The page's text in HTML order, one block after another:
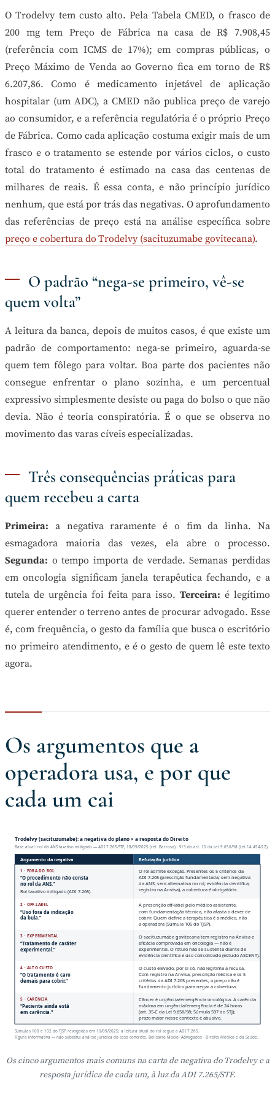
O Trodelvy tem custo alto. Pela Tabela CMED, o frasco de
200 mg tem Preço de Fábrica na casa de R$ 7.908,45
(referência com ICMS de 17%); em compras públicas, o
Preço Máximo de Venda ao Governo fica em torno de R$
6.207,86. Como é medicamento injetável de aplicação
hospitalar (um ADC), a CMED não publica preço de varejo
ao consumidor, e a referência regulatória é o próprio Preço
de Fábrica. Como cada aplicação costuma exigir mais de um
frasco e o tratamento se estende por vários ciclos, o custo
total do tratamento é estimado na casa das centenas de
milhares de reais. É essa conta, e não princípio jurídico
nenhum, que está por trás das negativas. O aprofundamento
das referências de preço está na análise específica sobre
preço e cobertura do Trodelvy (sacituzumabe govitecana).
O padrão “nega-se primeiro, vê-se
quem volta”
A leitura da banca, depois de muitos casos, é que existe um
padrão de comportamento: nega-se primeiro, aguarda-se
quem tem fôlego para voltar. Boa parte dos pacientes não
consegue enfrentar o plano sozinha, e um percentual
expressivo simplesmente desiste ou paga do bolso o que não
devia. Não é teoria conspiratória. É o que se observa no
movimento das varas cíveis especializadas.
Três consequências práticas para
quem recebeu a carta
Primeira: a negativa raramente é o fim da linha. Na
esmagadora maioria das vezes, ela abre o processo.
Segunda: o tempo importa de verdade. Semanas perdidas
em oncologia significam janela terapêutica fechando, e a
tutela de urgência foi feita para isso.Terceira: é legítimo
querer entender o terreno antes de procurar advogado. Esse
é, com frequência, o gesto da família que busca o escritório
no primeiro atendimento, e é o gesto de quem lê este texto
agora.
Os argumentos que a
operadora usa, e por que
cada um cai
Trodelvy (sacituzumabe): a negativa do plano × a resposta do Direito
Base atual: rol da ANS taxativo mitigado — ADI 7.265/STF, 18/09/2025 (rel. Barroso) · §13 do art. 10 da Lei 9.656/98 (Lei 14.454/22)
Argumento da negativa Refutação jurídica
1 · FORA DO ROL
“O procedimento não consta
no rol da ANS.”
Rol taxativo mitigado (ADI 7.265).
O rol admite exceção. Presentes os 5 critérios da
ADI 7.265 (prescrição fundamentada; sem negativa
da ANS; sem alternativa no rol; evidência científica;
registro na Anvisa), a cobertura é obrigatória.
2 · OFF-LABEL
“Uso fora da indicação
da bula.”
A prescrição off-label pelo médico assistente,
com fundamentação técnica, não afasta o dever de
cobrir. Quem define a terapêutica é o médico, não
a operadora (Súmula 105 do TJSP).
3 · EXPERIMENTAL
“Tratamento de caráter
experimental.”
O sacituzumabe govitecana tem registro na Anvisa e
eficácia comprovada em oncologia — não é
experimental. O rótulo não se sustenta diante de
evidência científica e uso consolidado (estudo ASCENT).
4 · ALTO CUSTO
“O tratamento é caro
demais para cobrir.”
O custo elevado, por si só, não legitima a recusa.
Com registro na Anvisa, prescrição médica e os 5
critérios da ADI 7.265 presentes, o preço não é
fundamento jurídico para negar a cobertura.
5 · CARÊNCIA
“Paciente ainda está
em carência.”
Câncer é urgência/emergência oncológica. A carência
máxima em urgência/emergência é de 24 horas
(art. 35-C da Lei 9.656/98; Súmula 597 do STJ);
prazo maior nesse contexto é abusivo.
Súmulas 100 e 102 do TJSP revogadas em 10/09/2025; a leitura atual do rol segue a ADI 7.265.
Figura informativa — não substitui análise jurídica do caso concreto. Belisário Maciel Advogados · Direito Médico e da Saúde.
Os cinco argumentos mais comuns na carta de negativa do Trodelvy e a
resposta jurídica de cada um, à luz da ADI 7.265/STF.